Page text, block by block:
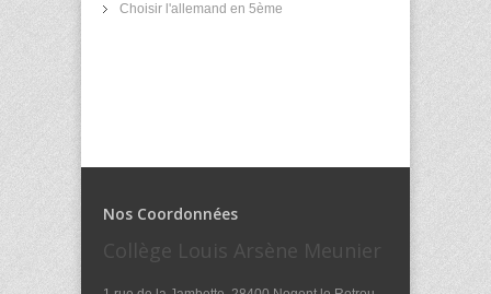
Choisir l'allemand en 5ème
Nos Coordonnées
Collège Louis Arsène Meunier